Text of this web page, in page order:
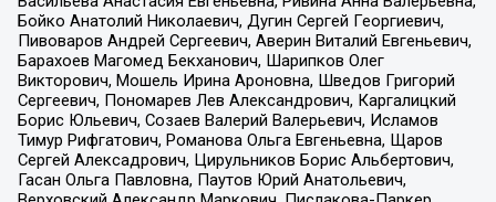
Бойко Анатолий Николаевич, Дугин Сергей Георгиевич,
Пивоваров Андрей Сергеевич, Аверин Виталий Евгеньевич,
Барахоев Магомед Бекханович, Шарипков Олег
Викторович, Мошель Ирина Ароновна, Шведов Григорий
Сергеевич, Пономарев Лев Александрович, Каргалицкий
Борис Юльевич, Созаев Валерий Валерьевич, Исламов
Тимур Рифгатович, Романова Ольга Евгеньевна, Щаров
Сергей Алексадрович, Цирульников Борис Альбертович,
Гасан Ольга Павловна, Паутов Юрий Анатольевич,